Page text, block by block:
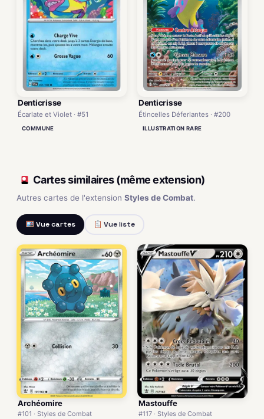
Denticrisse
Écarlate et Violet · #51
COMMUNE
Denticrisse
Étincelles Déferlantes · #200
ILLUSTRATION RARE
Cartes similaires (même extension)
Autres cartes de l'extension Styles de Combat.
Vue cartes Vue liste
Archéomire
#101 · Styles de Combat
Mastouffe
#117 · Styles de Combat